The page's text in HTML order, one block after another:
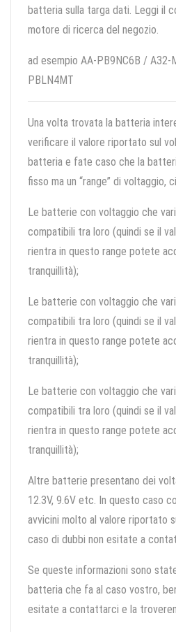
batteria sulla targa dati. Leggi il
motore di ricerca del negozio.
ad esempio AA-PB9NC6B /
PBLN4MT
Una volta trovata la batteria
verificare il valore riportato sul
batteria e fate caso che la
fisso ma un “range” di voltaggio,
Le batterie con voltaggio che
compatibili tra loro (quindi se il
rientra in questo range potete
tranquillità);
Le batterie con voltaggio che
compatibili tra loro (quindi se il
rientra in questo range potete
tranquillità);
Le batterie con voltaggio che
compatibili tra loro (quindi se il
rientra in questo range potete
tranquillità);
Altre batterie presentano dei
12.3V, 9.6V etc. In questo caso
avvicini molto al valore riportato
caso di dubbi non esitate a
Se queste informazioni sono
batteria che fa al caso vostro,
esitate a contattarci e la